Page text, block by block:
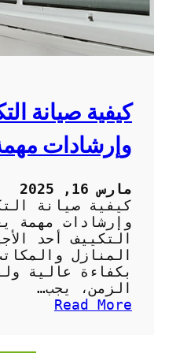
ا
ل
د
و
ة
ل
ك
ف
ا
ت
ا
ل
ه
كيفية صيانة
وإرشادات
مارس 16, 2025
كيفية صيانة
وإرشادات مهمة
التكييف أحد
المنازل
بكفاءة عالية
الزمن، يجب…
Read More